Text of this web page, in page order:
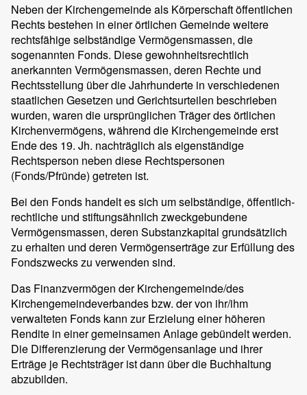
Neben der Kirchengemeinde als Körperschaft öffentlichen
Rechts bestehen in einer örtlichen Gemeinde weitere
rechtsfähige selbständige Vermögensmassen, die
sogenannten Fonds. Diese gewohnheitsrechtlich
anerkannten Vermögensmassen, deren Rechte und
Rechtsstellung über die Jahrhunderte in verschiedenen
staatlichen Gesetzen und Gerichtsurteilen beschrieben
wurden, waren die ursprünglichen Träger des örtlichen
Kirchenvermögens, während die Kirchengemeinde erst
Ende des 19. Jh. nachträglich als eigenständige
Rechtsperson neben diese Rechtspersonen
(Fonds/Pfründe) getreten ist.
Bei den Fonds handelt es sich um selbständige, öffentlich-
rechtliche und stiftungsähnlich zweckgebundene
Vermögensmassen, deren Substanzkapital grundsätzlich
zu erhalten und deren Vermögenserträge zur Erfüllung des
Fondszwecks zu verwenden sind.
Das Finanzvermögen der Kirchengemeinde/des
Kirchengemeindeverbandes bzw. der von ihr/ihm
verwalteten Fonds kann zur Erzielung einer höheren
Rendite in einer gemeinsamen Anlage gebündelt werden.
Die Differenzierung der Vermögensanlage und ihrer
Erträge je Rechtsträger ist dann über die Buchhaltung
abzubilden.